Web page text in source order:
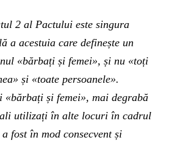
2 al Pactului este singura
a acestuia care definește un
«bărbați și femei», și nu «toți
și «toate persoanele».
«bărbați și femei», mai degrabă
utilizați în alte locuri în cadrul
fost în mod consecvent și